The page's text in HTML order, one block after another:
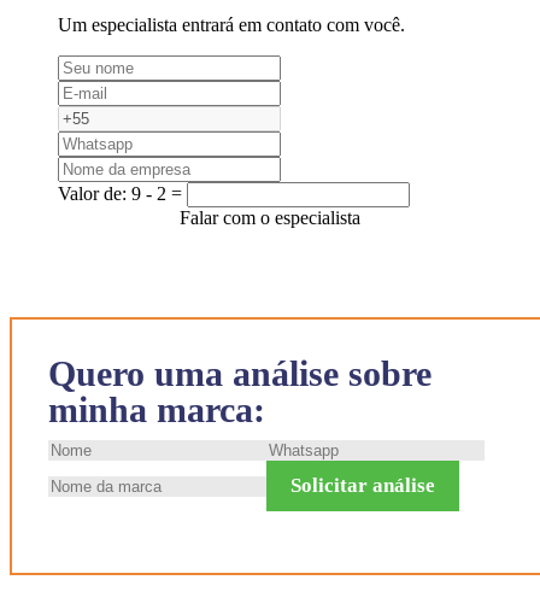
Quero uma análise sobre
minha marca:
Solicitar análise
Um especialista entrará em contato com você.
Valor de: 9 - 2 =
Falar com o especialista